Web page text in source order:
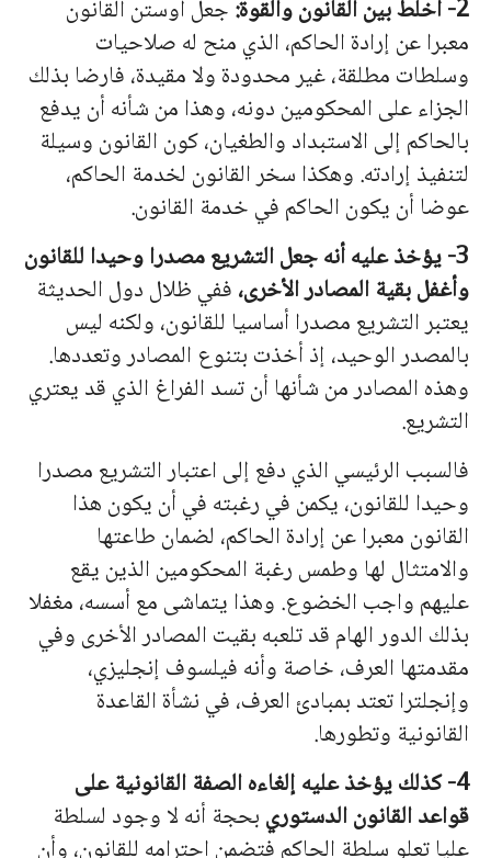
2- أخلط بين القانون والقوة:
جعل أوستن القانون
معبرا عن إرادة الحاكم، الذي منح له صلاحيات
وسلطات مطلقة، غير محدودة ولا مقيدة، فارضا بذلك
الجزاء على المحكومين دونه، وهذا من شأنه أن يدفع
بالحاكم إلى الاستبداد والطغيان، كون القانون وسيلة
لتنفيذ إرادته. وهكذا سخر القانون لخدمة الحاكم،
عوضا أن يكون الحاكم في خدمة القانون.
3- يؤخذ عليه أنه جعل التشريع مصدرا وحيدا للقانون
وأغفل بقية المصادر الأخرى،ففي ظلال دول الحديثة
يعتبر التشريع مصدرا أساسيا للقانون، ولكنه ليس
بالمصدر الوحيد، إذ أخذت بتنوع المصادر وتعددها.
وهذه المصادر من شأنها أن تسد الفراغ الذي قد يعتري
التشريع.
فالسبب الرئيسي الذي دفع إلى اعتبار التشريع مصدرا
وحيدا للقانون، يكمن في رغبته في أن يكون هذا
القانون معبرا عن إرادة الحاكم، لضمان طاعتها
والامتثال لها وطمس رغبة المحكومين الذين يقع
عليهم واجب الخضوع. وهذا يتماشى مع أسسه، مغفلا
بذلك الدور الهام قد تلعبه بقيت المصادر الأخرى وفي
مقدمتها العرف، خاصة وأنه فيلسوف إنجليزي،
وإنجلترا تعتد بمبادئ العرف، في نشأة القاعدة
القانونية وتطورها.
4- كذلك يؤخذ عليه إلغاءه الصفة القانونية على
قواعد القانون الدستوريبحجة أنه لا وجود لسلطة